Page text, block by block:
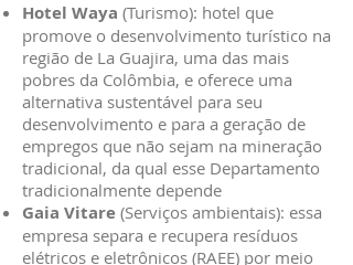
Hotel Waya (Turismo): hotel que
promove o desenvolvimento turístico na
região de La Guajira, uma das mais
pobres da Colômbia, e oferece uma
alternativa sustentável para seu
desenvolvimento e para a geração de
empregos que não sejam na mineração
tradicional, da qual esse Departamento
tradicionalmente depende
Gaia Vitare (Serviços ambientais): essa
empresa separa e recupera resíduos
elétricos e eletrônicos (RAEE) por meio